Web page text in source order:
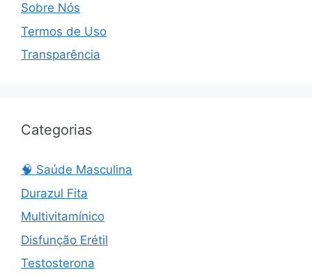
Sobre Nós
Termos de Uso
Transparência
Categorias
🧠 Saúde Masculina
Durazul Fita
Multivitamínico
Disfunção Erétil
Testosterona